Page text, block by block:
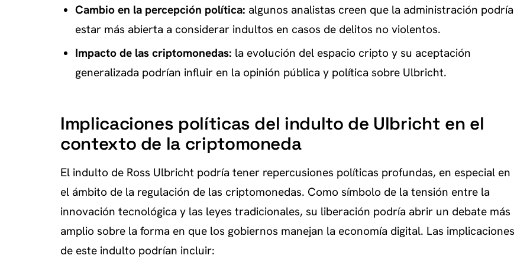
Cambio en la percepción política: algunos analistas creen que la administración podría
estar más abierta a considerar indultos en casos de delitos no violentos.
Impacto de las criptomonedas: la evolución del espacio cripto y su aceptación
generalizada podrían influir en la opinión pública y política sobre Ulbricht.
Implicaciones políticas del indulto de Ulbricht en el
contexto de la criptomoneda
El indulto de Ross Ulbricht podría tener repercusiones políticas profundas, en especial en
el ámbito de la regulación de las criptomonedas. Como símbolo de la tensión entre la
innovación tecnológica y las leyes tradicionales, su liberación podría abrir un debate más
amplio sobre la forma en que los gobiernos manejan la economía digital. Las implicaciones
de este indulto podrían incluir: